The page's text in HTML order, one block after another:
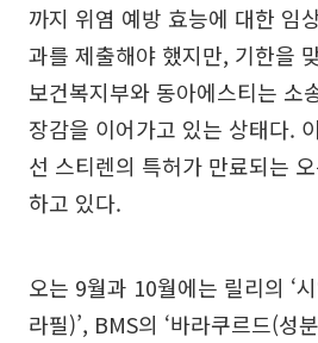
까지 위염 예방 효능에 대한 임
과를 제출해야 했지만, 기한을
보건복지부와 동아에스티는 소
장감을 이어가고 있는 상태다.
선 스티렌의 특허가 만료되는
하고 있다.
오는 9월과 10월에는 릴리의 ‘
라필)’, BMS의 ‘바라쿠르드(성